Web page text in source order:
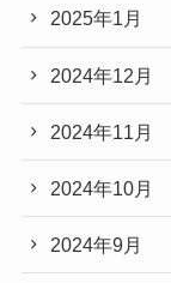
2025年1月
2024年12月
2024年11月
2024年10月
2024年9月